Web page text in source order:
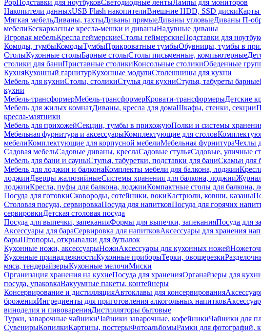
PopПодставки для ноутбуковСветодиодные лентыЛампы для мониторов
Накопители данныхUSB Flash накопителиВнешние HDD, SSD дискиКарты
Мягкая мебельДиваны, тахтыДиваны прямыеДиваны угловыеДиваны П-
мебелиБескаркасные кресла-мешки и диваныНадувные диваны
Игровая мебельКресла геймерскиеСтолы геймерскиеПодставки для
Комоды, тумбыКомодыТумбыПрикроватные тумбыОбувницы, тумбы в
СтолыКухонные столыБарные столыСтолы письменные, компьютерные
столики для баниПриставные столикиКонсольные столикиОбеденные
КухняКухонный гарнитурКухонные модулиСтолешницы для кухни
Мебель для кухниСтолы, столикиСтулья для кухниСтулья, табуреты барные
кухни
Мебель-трансформерМебель-трансформерКровати-трансформерыДетские
Мебель для жилых комнатДиваны, кресла для домаШкафы, стенки, секции
кресла-маятники
Мебель для прихожейСекции, тумбы в прихожуюПолки и системы
Мебельная фурнитура и аксессуарыКомплектующие для столов
мебелиКомплектующие для корпусной мебелиМебельная фурнитураЧехлы
Садовая мебельСадовые диваны, креслаСадовые стульяСадовые, уличные
Мебель для бани и сауныСтулья, табуретки, подставки для баниСкамьи для
Мебель для лоджии и балконаКомплекты мебели для балкона, лоджии
лоджииДверцы жалюзийныеСистемы хранения для балкона, лоджии
лоджииКресла, пуфы для балкона, лоджииКомпактные столы для балкона,
Посуда для готовкиСковороды, сотейники, вокиКастрюли, ковши, казаны
Столовая посуда, сервировкаПосуда для напитковПосуда для горячих
сервировкиДетская столовая посуда
Посуда для выпечки, запеканияФормы для выпечки, запеканияПосуда для
Аксессуары для бараСервировка для напитковАксессуары для хранения
барыШтопоры, открывалки для бутылок
Кухонные ножи, аксессуарыНожиАксессуары для кухонных ножей
Кухонные принадлежностиКухонные приборыТерки, овощерезки
мяса, тендерайзерыКухонные мелочиМиски
Организация хранения на кухнеПосуда для храненияОрганайзеры для
посуда, упаковкаВакуумные пакеты, контейнеры
Консервирование и дистилляцияАвтоклавы для консервирования
броженияИнгредиенты для приготовления алкогольных напитков
виноделия и пивоваренияДистилляторы бытовые
Турки, заварочные чайникиЧайники заварочные, кофейникиЧайники для
СувенирыКопилкиКартины, постерыФотоальбомыРамки для фотографий,